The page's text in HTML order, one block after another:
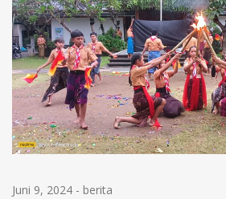
Juni 9, 2024 - berita